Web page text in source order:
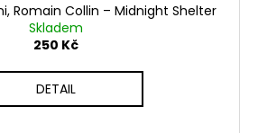
Romain Collin ‎– Midnight Shelter
Skladem
250 Kč
DETAIL